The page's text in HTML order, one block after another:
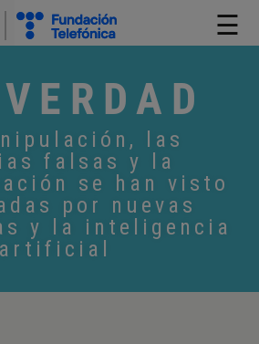
☰
las
falsas y la
se han visto
por nuevas
y la inteligencia
artificial